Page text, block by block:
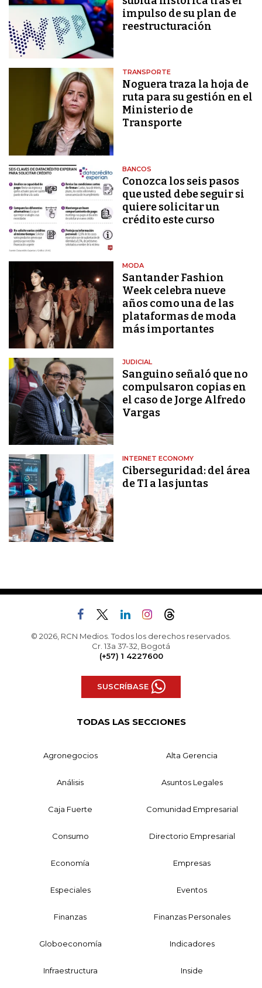
impulso de su plan de
reestructuración
TRANSPORTE
Noguera traza la hoja de
ruta para su gestión en el
Ministerio de
Transporte
BANCOS
Conozca los seis pasos
que usted debe seguir si
quiere solicitar un
crédito este curso
MODA
Santander Fashion
Week celebra nueve
años como una de las
plataformas de moda
más importantes
JUDICIAL
Sanguino señaló que no
compulsaron copias en
el caso de Jorge Alfredo
Vargas
INTERNET ECONOMY
Ciberseguridad: del área
de TI a las juntas
© 2026, RCN Medios. Todos los derechos reservados.
Cr. 13a 37-32, Bogotá
(+57) 1 4227600
SUSCRÍBASE
TODAS LAS SECCIONES
Agronegocios Alta Gerencia
Análisis Asuntos Legales
Caja Fuerte Comunidad Empresarial
Consumo Directorio Empresarial
Economía Empresas
Especiales Eventos
Finanzas Finanzas Personales
Globoeconomía Indicadores
Infraestructura Inside